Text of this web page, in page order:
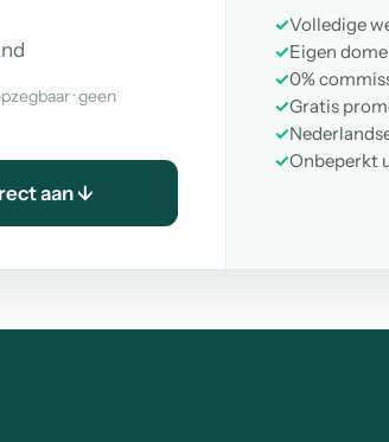
· geen
aan ↓
✓Volledige
✓Eigen
✓0%
✓Gratis
✓
✓Onbeperkt